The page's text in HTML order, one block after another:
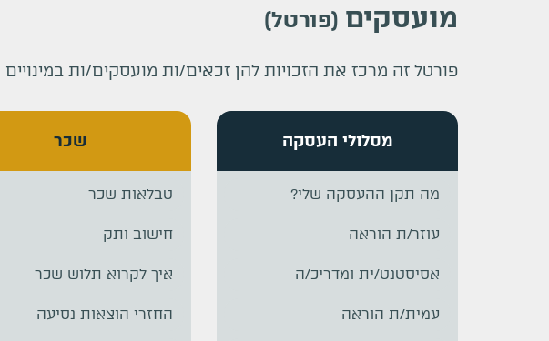
מועסקים (פורטל)
פורטל זה מרכז את הזכויות להן זכאים/ות מועסקים/ות במינויים
מסלולי העסקה
מה תקן ההעסקה שלי?
עוזר/ת הוראה
אסיסטנט/ית ומדריכ/ה
עמית/ת הוראה
שכר
טבלאות שכר
חישוב ותק
איך לקרוא תלוש שכר
החזרי הוצאות נסיעה